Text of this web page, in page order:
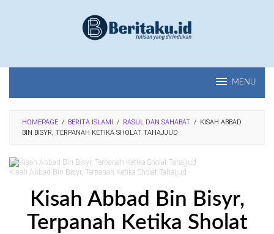
MENU
HOMEPAGE / BERITA ISLAMI / RASUL DAN SAHABAT / KISAH ABBAD
BIN BISYR, TERPANAH KETIKA SHOLAT TAHAJJUD
Kisah Abbad Bin Bisyr, Terpanah Ketika Sholat Tahajjud
Kisah Abbad Bin Bisyr,
Terpanah Ketika Sholat